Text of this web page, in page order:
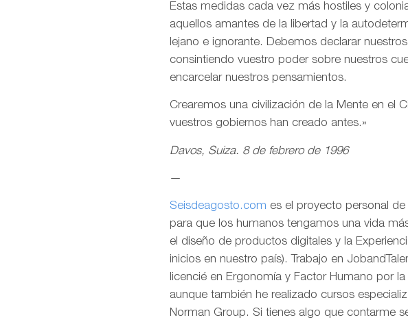
Estas medidas cada vez más hostiles y
aquellos amantes de la libertad y la
lejano e ignorante. Debemos declarar
consintiendo vuestro poder sobre nuestros
encarcelar nuestros pensamientos.
Crearemos una civilización de la Mente en el
vuestros gobiernos han creado antes.»
Davos, Suiza. 8 de febrero de 1996
—
Seisdeagosto.com es el proyecto personal
para que los humanos tengamos una vida
el diseño de productos digitales y la
inicios en nuestro país). Trabajo en
licencié en Ergonomía y Factor Humano por
aunque también he realizado cursos
Norman Group. Si tienes algo que contarme